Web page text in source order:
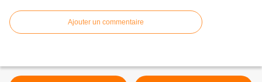
Ajouter un commentaire